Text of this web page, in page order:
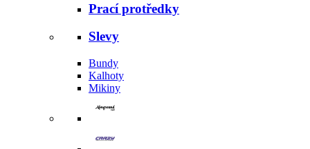
Prací protředky
Slevy
Bundy
Kalhoty
Mikiny